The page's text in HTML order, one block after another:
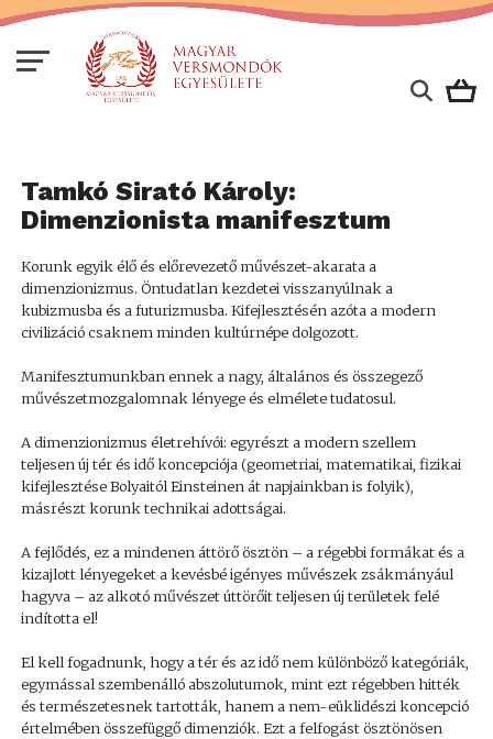
Tamkó Sirató Károly:
Dimenzionista manifesztum
Korunk egyik élő és előrevezető művészet-akarata a
dimenzionizmus. Öntudatlan kezdetei visszanyúlnak a
kubizmusba és a futurizmusba. Kifejlesztésén azóta a modern
civilizáció csaknem minden kultúrnépe dolgozott.
Manifesztumunkban ennek a nagy, általános és összegező
művészetmozgalomnak lényege és elmélete tudatosul.
A dimenzionizmus életrehívói: egyrészt a modern szellem
teljesen új tér és idő koncepciója (geometriai, matematikai, fizikai
kifejlesztése Bolyaitól Einsteinen át napjainkban is folyik),
másrészt korunk technikai adottságai.
A fejlődés, ez a mindenen áttörő ösztön – a régebbi formákat és a
kizajlott lényegeket a kevésbé igényes művészek zsákmányául
hagyva – az alkotó művészet úttörőit teljesen új területek felé
indította el!
El kell fogadnunk, hogy a tér és az idő nem különböző kategóriák,
egymással szembenálló abszolutumok, mint ezt régebben hitték
és természetesnek tartották, hanem a nem-eüklidészi koncepció
értelmében összefüggő dimenziók. Ezt a felfogást ösztönösen